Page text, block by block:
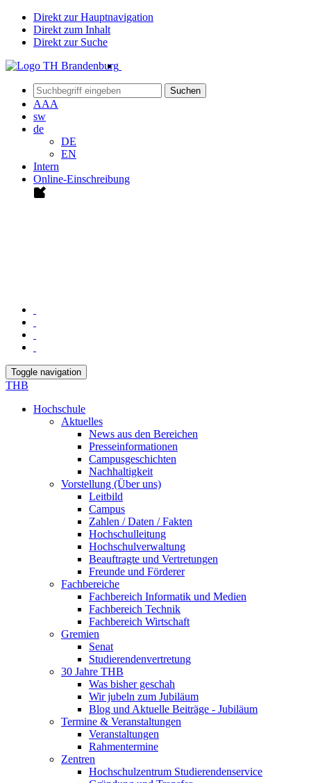
Direkt zur Hauptnavigation
Direkt zum Inhalt
Direkt zur Suche
Suchen
AAA
sw
de
DE
EN
Intern
Online-Einschreibung
Toggle navigation
THB
Hochschule
Aktuelles
News aus den Bereichen
Presseinformationen
Campusgeschichten
Nachhaltigkeit
Vorstellung (Über uns)
Leitbild
Campus
Zahlen / Daten / Fakten
Hochschulleitung
Hochschulverwaltung
Beauftragte und Vertretungen
Freunde und Förderer
Fachbereiche
Fachbereich Informatik und Medien
Fachbereich Technik
Fachbereich Wirtschaft
Gremien
Senat
Studierendenvertretung
30 Jahre THB
Was bisher geschah
Wir jubeln zum Jubiläum
Blog und Aktuelle Beiträge - Jubiläum
Termine & Veranstaltungen
Veranstaltungen
Rahmentermine
Zentren
Hochschulzentrum Studierendenservice